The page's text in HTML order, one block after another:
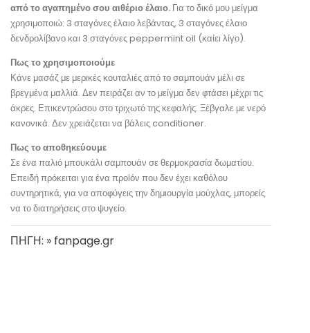
από το αγαπημένο σου αιθέριο έλαιο. Για το δικό μου μείγμα
χρησιμοποιώ: 3 σταγόνες έλαιο λεβάντας, 3 σταγόνες έλαιο
δενδρολίβανο και 3 σταγόνες peppermint oil (καίει λίγο).
Πως το χρησιμοποιούμε
Κάνε μασάζ με μερικές κουταλιές από το σαμπουάν μέλι σε
βρεγμένα μαλλιά. Δεν πειράζει αν το μείγμα δεν φτάσει μέχρι τις
άκρες. Επικεντρώσου στο τριχωτό της κεφαλής. Ξέβγαλε με νερό
κανονικά. Δεν χρειάζεται να βάλεις conditioner.
Πως το αποθηκεύουμε
Σε ένα παλιό μπουκάλι σαμπουάν σε θερμοκρασία δωματίου.
Επειδή πρόκειται για ένα προϊόν που δεν έχει καθόλου
συντηρητικά, για να αποφύγεις την δημιουργία μούχλας, μπορείς
να το διατηρήσεις στο ψυγείο.
ΠΗΓΗ: » fanpage.gr